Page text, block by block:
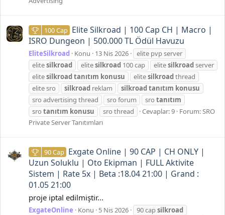
100 Cap Elite Silkroad | 100 Cap CH | Macro |
ISRO Dungeon | 500.000 TL Ödül Havuzu
EliteSilkroad Konu 13 Nis 2026
elite pvp server
elitesilkroad elitesilkroad 100 cap elitesilkroadserver
elitesilkroadtanıtım konusu elitesilkroadthread
elite sro
silkroad reklam silkroadtanıtım konusu
sro advertising thread
sro forum sro tanıtım
sro tanıtım konusu sro thread Cevaplar: 9 Forum:SRO
Private Server Tanıtımları
90 Cap Exgate Online | 90 CAP | CH ONLY |
Uzun Soluklu | Oto Ekipman | FULL Aktivite
Sistem | Rate 5x | Beta :18.04 21:00 | Grand :
01.05 21:00
proje iptal edilmiştir...
ExgateOnline Konu 5 Nis 2026 90 capsilkroad